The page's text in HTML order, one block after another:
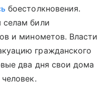
боестолкновения.
били
и минометов. Власти
гражданского
два дня свои дома